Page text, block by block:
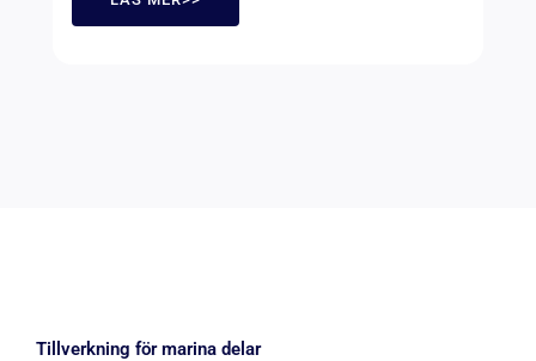
Tillverkning för marina delar